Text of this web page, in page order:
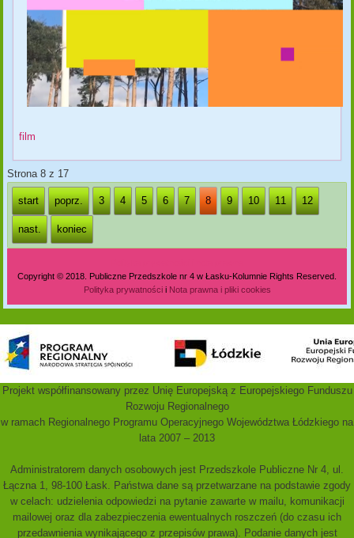
film
Strona 8 z 17
start poprz. 3 4 5 6 7 8 9 10 11 12
nast. koniec
Copyright © 2018. Publiczne Przedszkole nr 4 w Łasku-Kolumnie Rights Reserved.
Polityka prywatnościi Nota prawna i pliki cookies
Projekt współfinansowany przez Unię Europejską z Europejskiego Funduszu
Rozwoju Regionalnego
w ramach Regionalnego Programu Operacyjnego Województwa Łódzkiego na
lata 2007 – 2013
Administratorem danych osobowych jest Przedszkole Publiczne Nr 4, ul.
Łączna 1, 98-100 Łask. Państwa dane są przetwarzane na podstawie zgody
w celach: udzielenia odpowiedzi na pytanie zawarte w mailu, komunikacji
mailowej oraz dla zabezpieczenia ewentualnych roszczeń (do czasu ich
przedawnienia wynikającego z przepisów prawa). Podanie danych jest